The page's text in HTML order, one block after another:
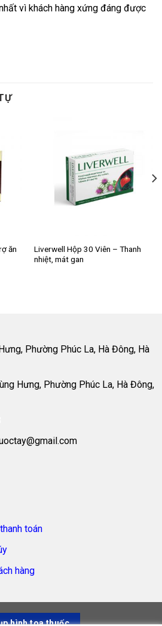
vì khách hàng xứng đáng được
ăn
Liverwell Hộp 30 Viên – Thanh
nhiệt, mát gan
Phường Phúc La, Hà Đông, Hà
Hưng, Phường Phúc La, Hà Đông,
toán
hàng
hình toa thuốc